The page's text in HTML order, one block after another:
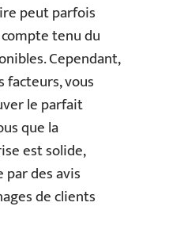
peut parfois
tenu du
Cependant,
vous
le parfait
que la
est solide,
des avis
de clients